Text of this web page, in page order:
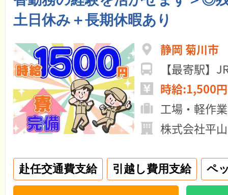
土日休み＋長期休暇あり
静岡 菊川市
【最寄駅】
時給:1,500
工場・軽作業
株式会社平
赴任交通費支給 引越し費用支給 ペ